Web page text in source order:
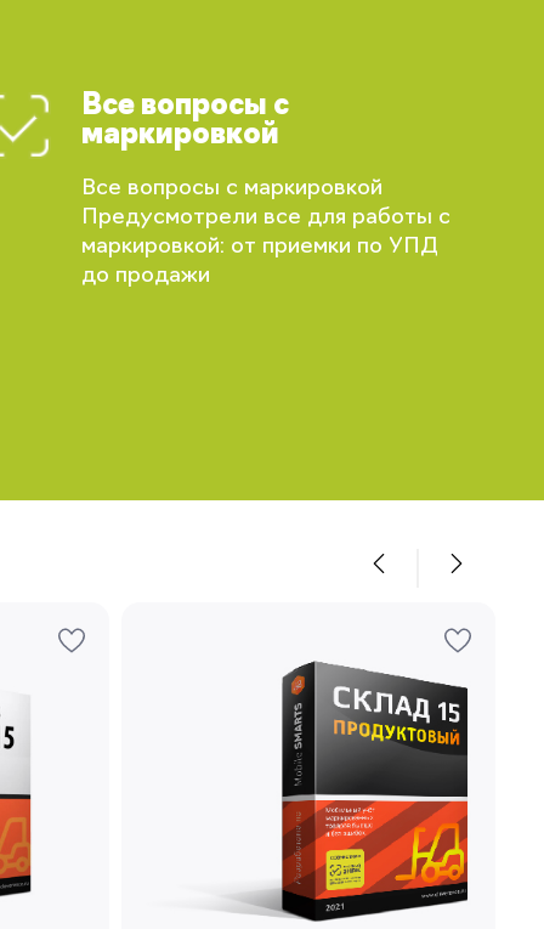
Все вопросы с
маркировкой
Все вопросы с маркировкой
Предусмотрели все для работы с
маркировкой: от приемки по УПД
до продажи